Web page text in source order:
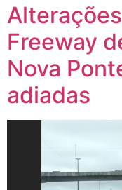
Freeway
Nova
adiadas